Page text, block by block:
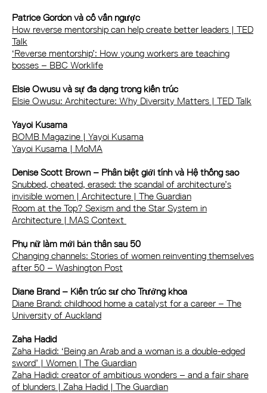
Patrice Gordon và cố vấn ngược
How reverse mentorship can help create better leaders | TED
Talk
‘Reverse mentorship’: How young workers are teaching
bosses – BBC Worklife
Elsie Owusu và sự đa dạng trong kiến trúc
Elsie Owusu: Architecture: Why Diversity Matters | TED Talk
Yayoi Kusama
BOMB Magazine | Yayoi Kusama
Yayoi Kusama | MoMA
Denise Scott Brown – Phân biệt giới tính và Hệ thống sao
Snubbed, cheated, erased: the scandal of architecture’s
invisible women | Architecture | The Guardian
Room at the Top? Sexism and the Star System in
Architecture | MAS Context
Phụ nữ làm mới bản thân sau 50
Changing channels: Stories of women reinventing themselves
after 50 – Washington Post
Diane Brand – Kiến trúc sư cho Trưởng khoa
Diane Brand: childhood home a catalyst for a career – The
University of Auckland
Zaha Hadid
Zaha Hadid: ‘Being an Arab and a woman is a double-edged
sword’ | Women | The Guardian
Zaha Hadid: creator of ambitious wonders – and a fair share
of blunders | Zaha Hadid | The Guardian